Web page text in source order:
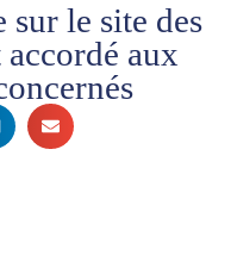
le site des
aux